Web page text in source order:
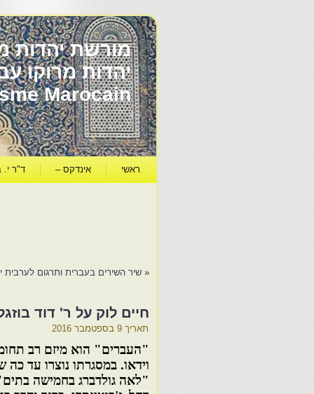
מורשת יהדות
Marocain
ראשי אינדקס – ד"ר י.
« שיר השירים בעברית ותרגום לערבית
חיים לוק על ר' דוד
תאריך 9 בספטמבר 2016
"העברים" הוא מיזם רב
וידאו. במסגרתו נוצרו עד
"לאה גולדברג בחמישה